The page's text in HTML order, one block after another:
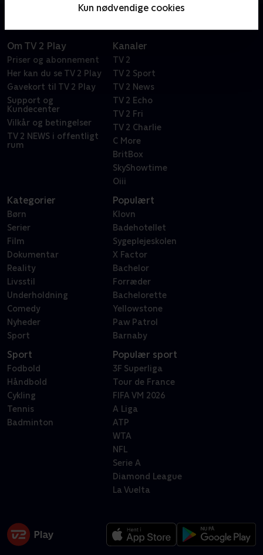
Kun nødvendige cookies
Om TV 2 Play
Priser og abonnement
Her kan du se TV 2 Play
Gavekort til TV 2 Play
Support og
Kundecenter
Vilkår og betingelser
TV 2 NEWS i offentligt
rum
Kanaler
TV 2
TV 2 Sport
TV 2 News
TV 2 Echo
TV 2 Fri
TV 2 Charlie
C More
BritBox
SkyShowtime
Oiii
Kategorier
Børn
Serier
Film
Dokumentar
Reality
Livsstil
Underholdning
Comedy
Nyheder
Sport
Populært
Klovn
Badehotellet
Sygeplejeskolen
X Factor
Bachelor
Forræder
Bachelorette
Yellowstone
Paw Patrol
Barnaby
Sport
Fodbold
Håndbold
Cykling
Tennis
Badminton
Populær sport
3F Superliga
Tour de France
FIFA VM 2026
A Liga
ATP
WTA
NFL
Serie A
Diamond League
La Vuelta